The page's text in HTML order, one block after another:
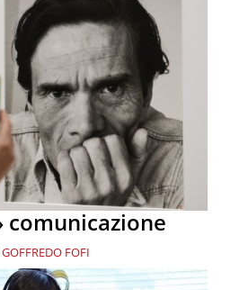
comunicazione
GOFFREDO FOFI